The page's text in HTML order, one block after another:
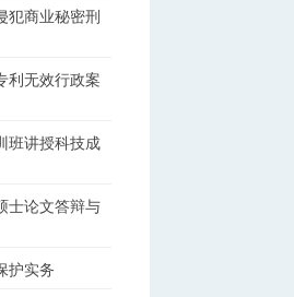
犯商业秘密刑
利无效行政案
班讲授科技成
士论文答辩与
护实务